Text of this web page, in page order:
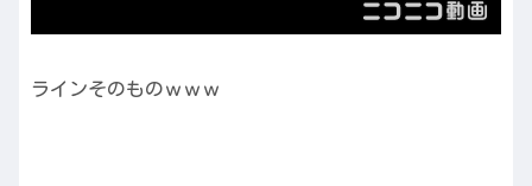
ラインそのものｗｗｗ